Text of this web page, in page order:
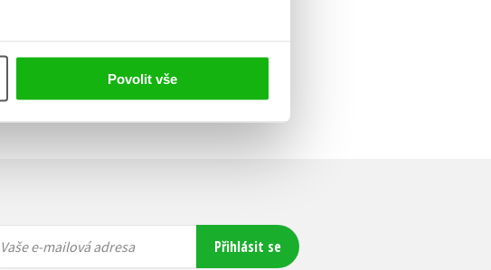
Povolit vše
Vaše e-
mailová
Vaše e-
mailová
Vaše e-mailová adresa Přihlásit se